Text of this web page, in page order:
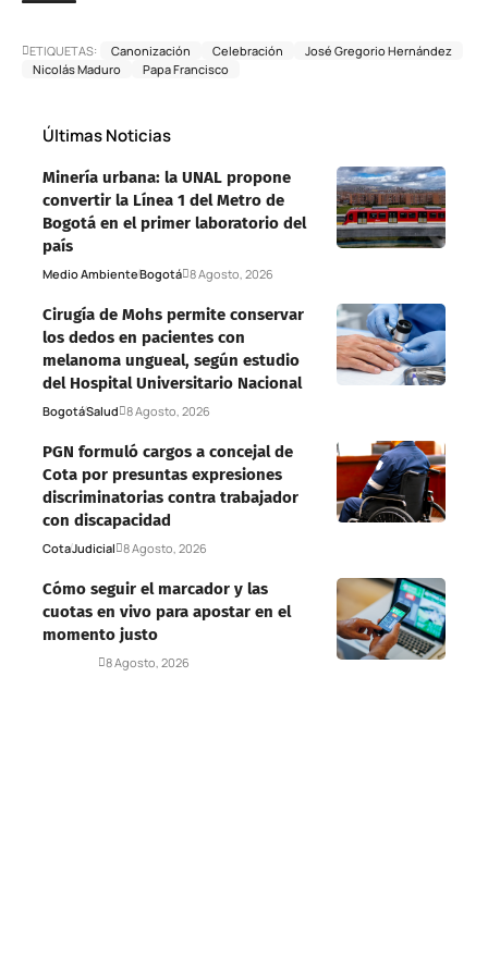
ETIQUETAS: Canonización Celebración
José Gregorio Hernández
Nicolás Maduro
Papa Francisco
Últimas Noticias
Minería urbana: la UNAL propone
convertir la Línea 1 del Metro de
Bogotá en el primer laboratorio del
país
Medio AmbienteBogotá 8 Agosto, 2026
Cirugía de Mohs permite conservar
los dedos en pacientes con
melanoma ungueal, según estudio
del Hospital Universitario Nacional
BogotáSalud 8 Agosto, 2026
PGN formuló cargos a concejal de
Cota por presuntas expresiones
discriminatorias contra trabajador
con discapacidad
CotaJudicial 8 Agosto, 2026
Cómo seguir el marcador y las
cuotas en vivo para apostar en el
momento justo
8 Agosto, 2026